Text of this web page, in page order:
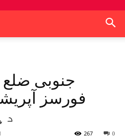
جنوبی ضلع
0
267